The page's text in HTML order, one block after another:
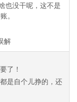
也没干呢，这不是
。
解
了！
是自个儿挣的，还